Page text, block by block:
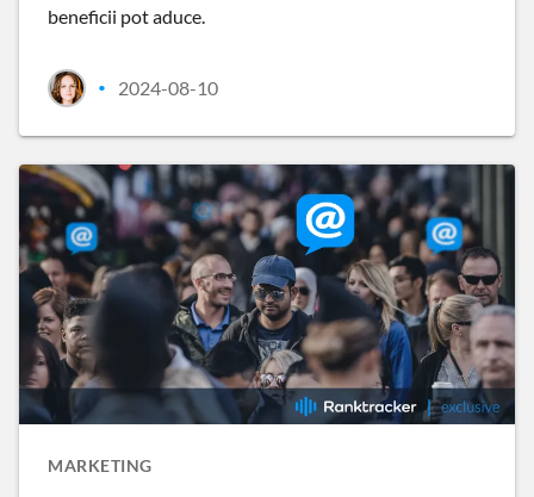
beneficii pot aduce.
• 2024-08-10
MARKETING